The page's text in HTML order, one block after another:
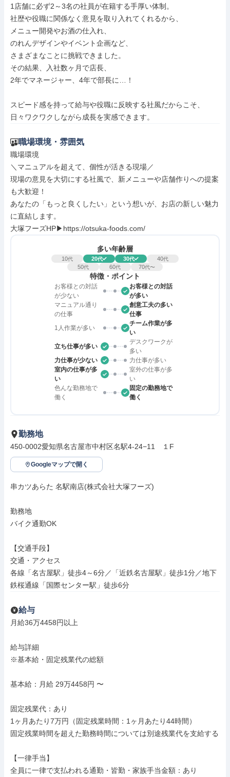
1店舗に必ず2～3名の社員が在籍する手厚い体制。
社歴や役職に関係なく意見を取り入れてくれるから、
メニュー開発やお酒の仕入れ、
のれんデザインやイベント企画など、
さまざまなことに挑戦できました。
その結果、入社数ヶ月で店長、
2年でマネージャー、4年で部長に…！
スピード感を持って給与や役職に反映する社風だからこそ、
日々ワクワクしながら成長を実感できます。
職場環境・雰囲気
職場環境
＼マニュアルを超えて、個性が活きる現場／
現場の意見を大切にする社風で、新メニューや店舗作りへの提案
も大歓迎！
あなたの「もっと良くしたい」という想いが、お店の新しい魅力
に直結します。
大塚フーズHP▶https://otsuka-foods.com/
多い年齢層
10代 20代 30代 40代
50代 60代 70代〜
特徴・ポイント
お客様との対話
が少ない
お客様との対話
が多い
マニュアル通り
の仕事
創意工夫の多い
仕事
1人作業が多い
チーム作業が多
い
立ち仕事が多い
デスクワークが
多い
力仕事が少ない
力仕事が多い
室内の仕事が多
い
室外の仕事が多
い
色んな勤務地で
働く
固定の勤務地で
働く
勤務地
450-0002愛知県名古屋市中村区名駅4-24−11　１F
Googleマップで開く
串カツあらた 名駅南店(株式会社大塚フーズ)
勤務地
バイク通勤OK
【交通手段】
交通・アクセス
各線「名古屋駅」徒歩4～6分／「近鉄名古屋駅」徒歩1分／地下
鉄桜通線「国際センター駅」徒歩6分
給与
月給36万4458円以上
給与詳細
※基本給・固定残業代の総額
基本給：月給 29万4458円 〜
固定残業代：あり
1ヶ月あたり7万円（固定残業時間：1ヶ月あたり44時間）
固定残業時間を超えた勤務時間については別途残業代を支給する
【一律手当】
全員に一律で支払われる通勤・皆勤・家族手当金額：あり